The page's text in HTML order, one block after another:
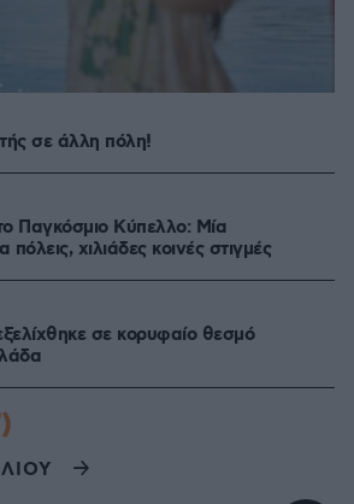
σε άλλη πόλη!
Παγκόσμιο Kύπελλο: Μία
χιλιάδες κοινές στιγμές
σε κορυφαίο θεσμό